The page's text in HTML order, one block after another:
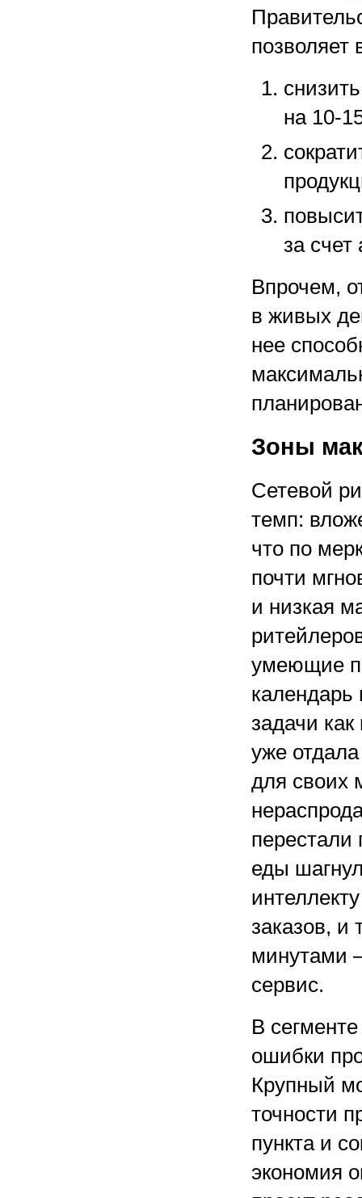
позволяет
на 10-
за
Впрочем,
в живых
нее
Зоны
Сетевой
темп:
что по
почти
и низкая
умеющие
календарь
задачи
уже
для своих
перестали
еды
заказов, и
минутами
сервис.
В
ошибки
Крупный
точности
пункта и
экономия